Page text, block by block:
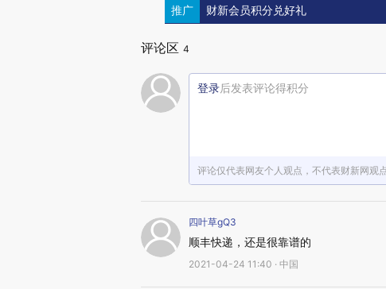
推广 财新会员积分兑好礼
评论区 4
登录后发表评论得积分
评论仅代表网友个人观点，不代表财新网观
四叶草gQ3
顺丰快递，还是很靠谱的
2021-04-24 11:40 · 中国